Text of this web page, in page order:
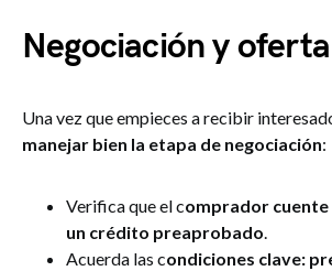
Negociación y
Una vez que empieces a recibir
manejar bien la etapa de negociación:
Verifica que el comprador cuente
un crédito preaprobado.
Acuerda las condiciones clave: